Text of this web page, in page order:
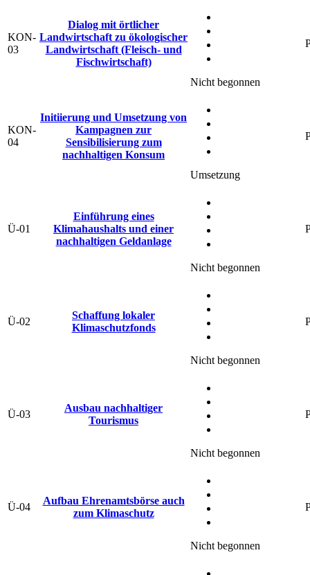
KON-
03
Dialog mit örtlicher
Landwirtschaft zu ökologischer
Landwirtschaft (Fleisch- und
Fischwirtschaft)
Nicht begonnen
KON-
04
Initiierung und Umsetzung von
Kampagnen zur
Sensibilisierung zum
nachhaltigen Konsum
Umsetzung
Ü-01
Einführung eines
Klimahaushalts und einer
nachhaltigen Geldanlage
Nicht begonnen
Ü-02
Schaffung lokaler
Klimaschutzfonds
Nicht begonnen
Ü-03
Ausbau nachhaltiger
Tourismus
Nicht begonnen
Ü-04
Aufbau Ehrenamtsbörse auch
zum Klimaschutz
Nicht begonnen